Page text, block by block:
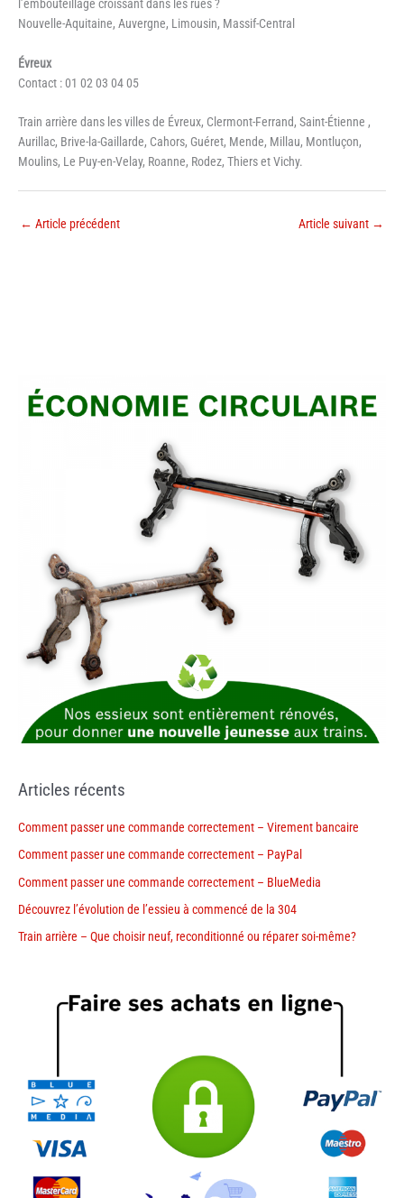
l’embouteillage croissant dans les rues ?
Nouvelle-Aquitaine, Auvergne, Limousin, Massif-Central
Évreux
Contact : 01 02 03 04 05
Train arrière dans les villes de Évreux, Clermont-Ferrand, Saint-Étienne ,
Aurillac, Brive-la-Gaillarde, Cahors, Guéret, Mende, Millau, Montluçon,
Moulins, Le Puy-en-Velay, Roanne, Rodez, Thiers et Vichy.
← Article précédent Article suivant →
Articles récents
Comment passer une commande correctement – Virement bancaire
Comment passer une commande correctement – PayPal
Comment passer une commande correctement – BlueMedia
Découvrez l’évolution de l’essieu à commencé de la 304
Train arrière – Que choisir neuf, reconditionné ou réparer soi-même?